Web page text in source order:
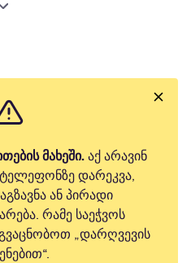
მახეში.აქ არავინ
დარეკვა,
ან პირადი
რამე საეჭვოს
„დარღვევის